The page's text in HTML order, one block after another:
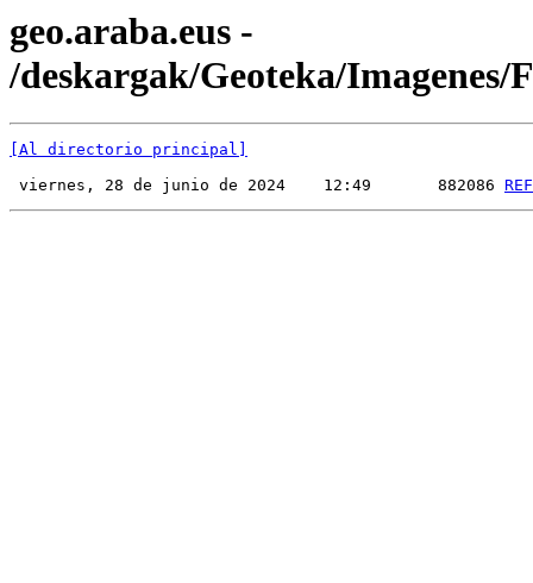
geo.araba.eus -
/deskargak/Geoteka/Imagenes/
[Al directorio principal]
viernes, 28 de junio de 2024    12:49       882086